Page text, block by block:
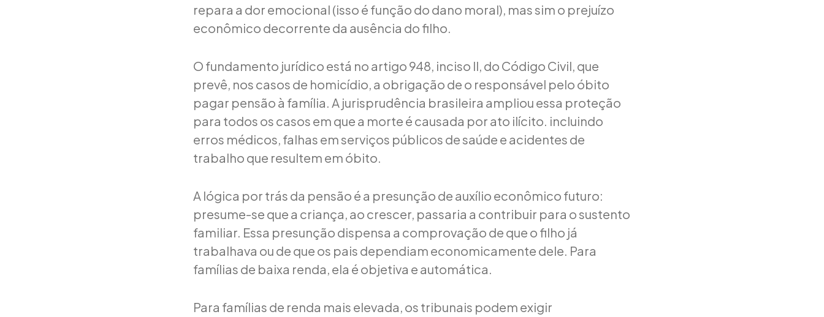
repara a dor emocional (isso é função do dano moral), mas sim o prejuízo
econômico decorrente da ausência do filho.
O fundamento jurídico está no artigo 948, inciso II, do Código Civil, que
prevê, nos casos de homicídio, a obrigação de o responsável pelo óbito
pagar pensão à família. A jurisprudência brasileira ampliou essa proteção
para todos os casos em que a morte é causada por ato ilícito. incluindo
erros médicos, falhas em serviços públicos de saúde e acidentes de
trabalho que resultem em óbito.
A lógica por trás da pensão é a presunção de auxílio econômico futuro:
presume-se que a criança, ao crescer, passaria a contribuir para o sustento
familiar. Essa presunção dispensa a comprovação de que o filho já
trabalhava ou de que os pais dependiam economicamente dele. Para
famílias de baixa renda, ela é objetiva e automática.
Para famílias de renda mais elevada, os tribunais podem exigir